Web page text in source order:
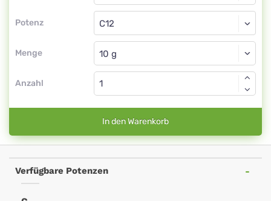
Potenz
Globuli
C12
Menge
Globuli
Anzahl
In den Warenkorb
Verfügbare Potenzen